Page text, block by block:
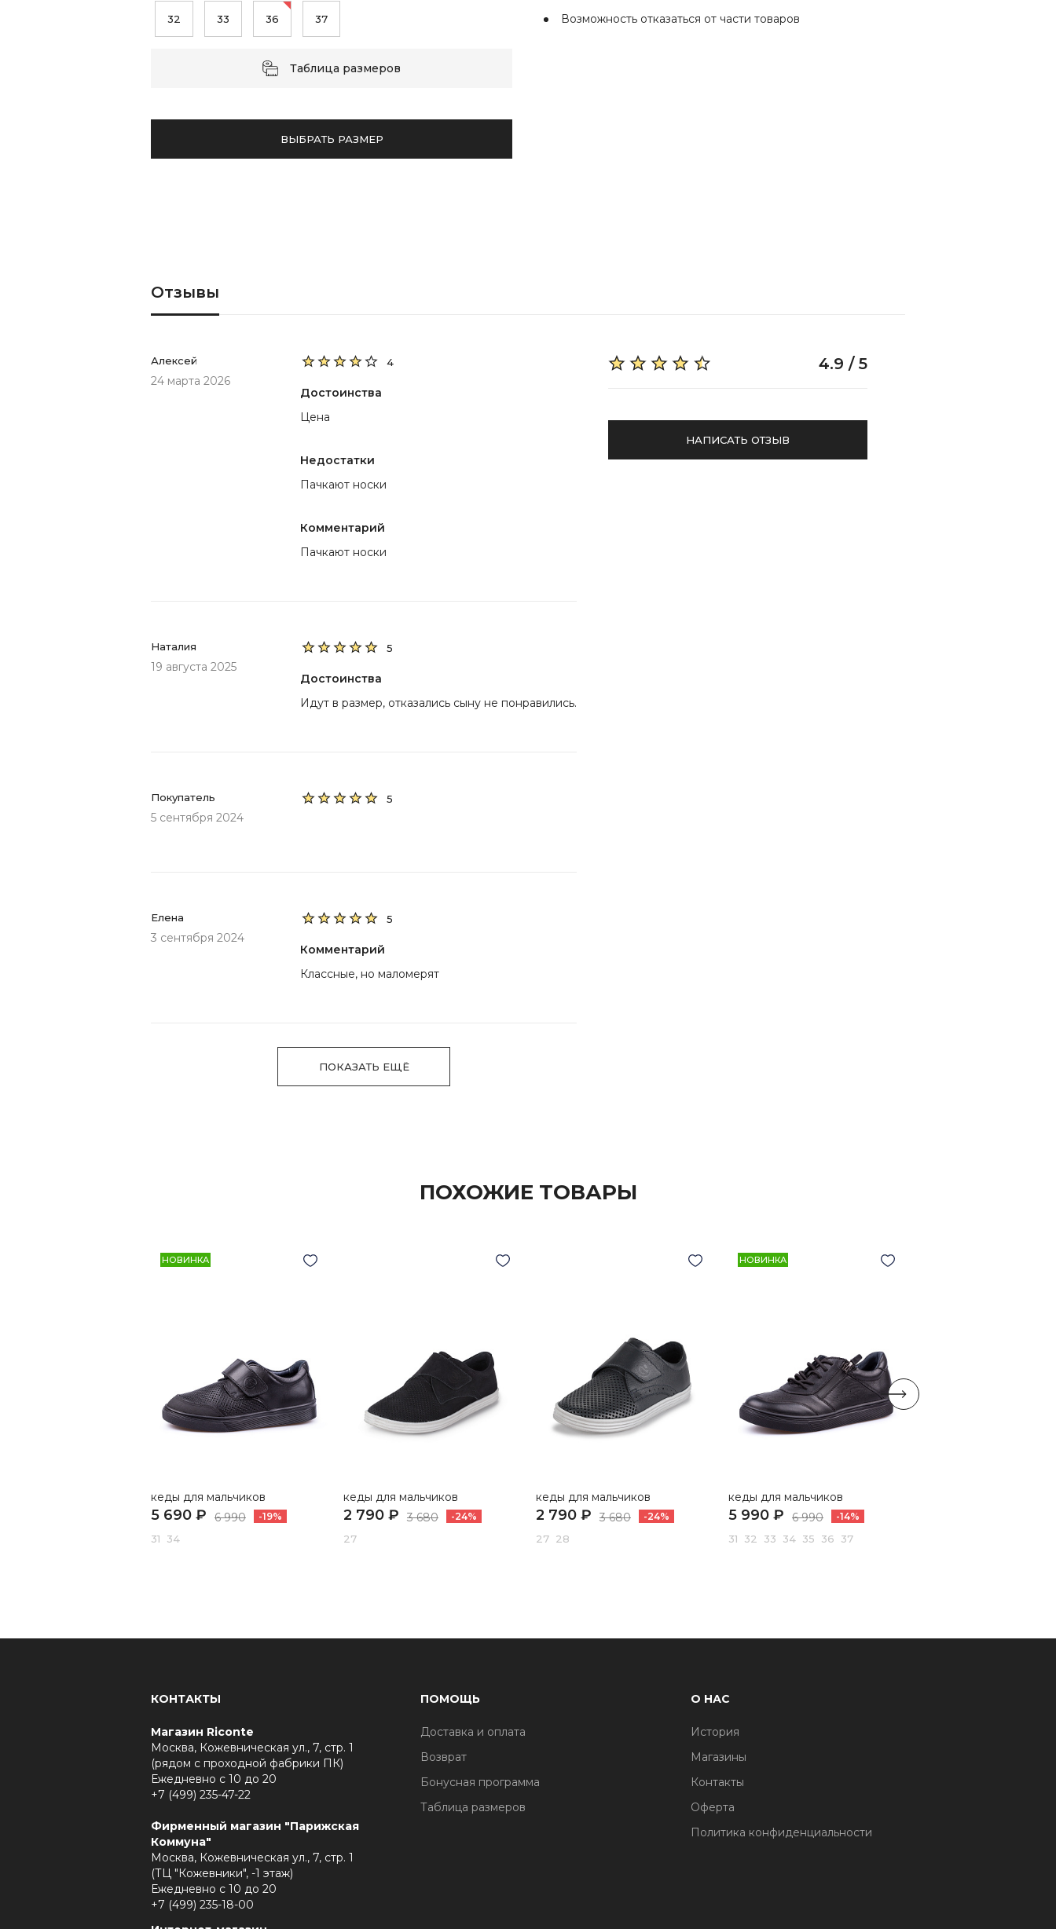
32 33 36 37
Таблица размеров
ВЫБРАТЬ РАЗМЕР
Возможность отказаться от части товаров
Отзывы
Алексей
24 марта 2026
4
Достоинства
Цена
Недостатки
Пачкают носки
Комментарий
Пачкают носки
Наталия
19 августа 2025
5
Достоинства
Идут в размер, отказались сыну не понравились.
Покупатель
5 сентября 2024
5
Елена
3 сентября 2024
5
Комментарий
Классные, но маломерят
ПОКАЗАТЬ ЕЩЁ
4.9 / 5
НАПИСАТЬ ОТЗЫВ
ПОХОЖИЕ ТОВАРЫ
НОВИНКА
кеды для мальчиков
5 690 ₽ 6 990 -19%
31 34
кеды для мальчиков
2 790 ₽ 3 680 -24%
27
кеды для мальчиков
2 790 ₽ 3 680 -24%
27 28
НОВИНКА
кеды для мальчиков
5 990 ₽ 6 990 -14%
31 32 33 34 35 36 37
КОНТАКТЫ
Магазин Riconte
Москва, Кожевническая ул., 7, стр. 1
(рядом с проходной фабрики ПК)
Ежедневно с 10 до 20
+7 (499) 235-47-22
Фирменный магазин "Парижская
Коммуна"
Москва, Кожевническая ул., 7, стр. 1
(ТЦ "Кожевники", -1 этаж)
Ежедневно с 10 до 20
+7 (499) 235-18-00
ПОМОЩЬ
Доставка и оплата
Возврат
Бонусная программа
Таблица размеров
О НАС
История
Магазины
Контакты
Оферта
Политика конфиденциальности